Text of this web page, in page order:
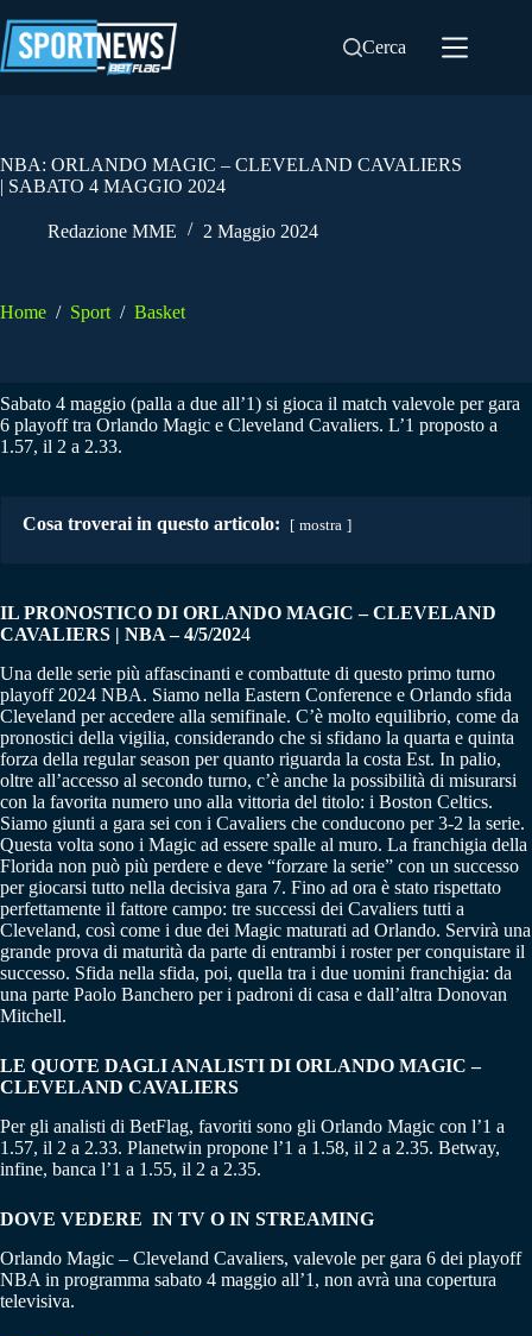
al
contenuto
Cerca
NBA: ORLANDO MAGIC – CLEVELAND CAVALIERS
| SABATO 4 MAGGIO 2024
Redazione MME 2 Maggio 2024
Home / Sport / Basket
Sabato 4 maggio (palla a due all’1) si gioca il match valevole per gara
6 playoff tra Orlando Magic e Cleveland Cavaliers. L’1 proposto a
1.57, il 2 a 2.33.
Cosa troverai in questo articolo: mostra
IL PRONOSTICO DI ORLANDO MAGIC – CLEVELAND
CAVALIERS | NBA – 4/5/2024
Una delle serie più affascinanti e combattute di questo primo turno
playoff 2024 NBA. Siamo nella Eastern Conference e Orlando sfida
Cleveland per accedere alla semifinale. C’è molto equilibrio, come da
pronostici della vigilia, considerando che si sfidano la quarta e quinta
forza della regular season per quanto riguarda la costa Est. In palio,
oltre all’accesso al secondo turno, c’è anche la possibilità di misurarsi
con la favorita numero uno alla vittoria del titolo: i Boston Celtics.
Siamo giunti a gara sei con i Cavaliers che conducono per 3-2 la serie.
Questa volta sono i Magic ad essere spalle al muro. La franchigia della
Florida non può più perdere e deve “forzare la serie” con un successo
per giocarsi tutto nella decisiva gara 7. Fino ad ora è stato rispettato
perfettamente il fattore campo: tre successi dei Cavaliers tutti a
Cleveland, così come i due dei Magic maturati ad Orlando. Servirà una
grande prova di maturità da parte di entrambi i roster per conquistare il
successo. Sfida nella sfida, poi, quella tra i due uomini franchigia: da
una parte Paolo Banchero per i padroni di casa e dall’altra Donovan
Mitchell.
LE QUOTE DAGLI ANALISTI DI ORLANDO MAGIC –
CLEVELAND CAVALIERS
Per gli analisti di BetFlag, favoriti sono gli Orlando Magic con l’1 a
1.57, il 2 a 2.33. Planetwin propone l’1 a 1.58, il 2 a 2.35. Betway,
infine, banca l’1 a 1.55, il 2 a 2.35.
DOVE VEDERE IN TV O IN STREAMING
Orlando Magic – Cleveland Cavaliers, valevole per gara 6 dei playoff
NBA in programma sabato 4 maggio all’1, non avrà una copertura
televisiva.